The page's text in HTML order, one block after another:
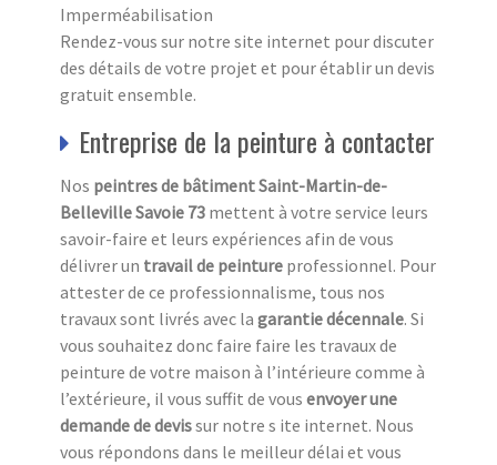
Imperméabilisation
Rendez-vous sur notre site internet pour discuter
des détails de votre projet et pour établir un devis
gratuit ensemble.
Entreprise de la peinture à contacter
Nos peintres de bâtiment Saint-Martin-de-
Belleville Savoie 73 mettent à votre service leurs
savoir-faire et leurs expériences afin de vous
délivrer un travail de peinture professionnel. Pour
attester de ce professionnalisme, tous nos
travaux sont livrés avec la garantie décennale. Si
vous souhaitez donc faire faire les travaux de
peinture de votre maison à l’intérieure comme à
l’extérieure, il vous suffit de vous envoyer une
demande de devissur notre s ite internet. Nous
vous répondons dans le meilleur délai et vous